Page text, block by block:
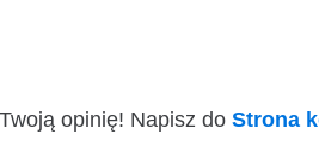
opinię! Napisz do Strona